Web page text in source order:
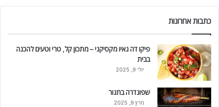
כתבות אחרונות
פיקו דה גאיו מקסיקני – מתכון קל, טרי וטעים להכנה
בבית
יולי 9, 2025
שפונדרה בתנור
מרץ 9, 2025